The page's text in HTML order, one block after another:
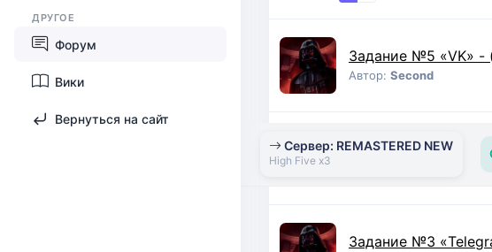
Сервер: REMASTERED NEW
High Five x3
ДРУГОЕ
Форум
Вики
Вернуться на сайт
Задание №5 «VK» -
Автор: Second
Задание
Задание №3